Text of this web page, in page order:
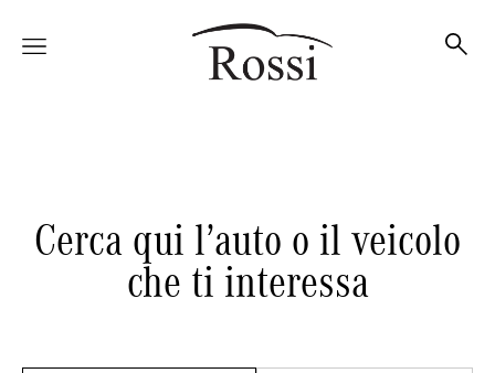
Veicoli
Cerca qui l’auto o il veicolo
che ti interessa